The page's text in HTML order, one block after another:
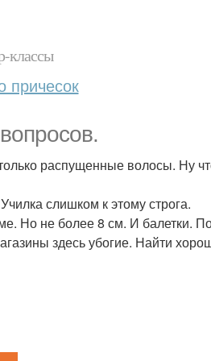
классы
причесок
распущенные волосы. Ну
слишком к этому строга.
Но не более 8 см. И балетки.
здесь убогие. Найти